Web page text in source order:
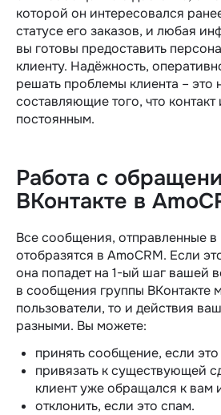
которой он интересовался
статусе его заказов, и любая
вы готовы предоставить
клиенту. Надёжность,
решать проблемы клиента – это
составляющие того, что контакт
постоянным.
Работа с
ВКонтакте в
Все сообщения, отправленные в
отобразятся в AmoCRM. Если
она попадет на 1-ый шаг вашей
в сообщения группы ВКонтакте
пользователи, то и действия
разными. Вы можете:
принять сообщение, если
привязать к существующей
клиент уже обращался к вам
отклонить, если это спам.